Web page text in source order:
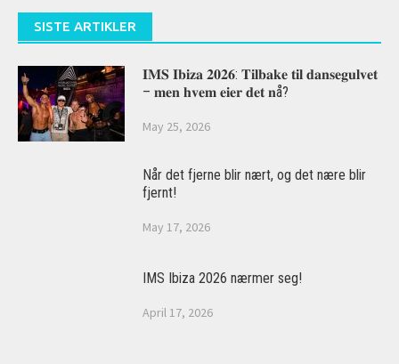
SISTE ARTIKLER
𝐈𝐌𝐒 𝐈𝐛𝐢𝐳𝐚 𝟐𝟎𝟐𝟔: 𝐓𝐢𝐥𝐛𝐚𝐤𝐞 𝐭𝐢𝐥 𝐝𝐚𝐧𝐬𝐞𝐠𝐮𝐥𝐯𝐞𝐭
– 𝐦𝐞𝐧 𝐡𝐯𝐞𝐦 𝐞𝐢𝐞𝐫 𝐝𝐞𝐭 𝐧å?
May 25, 2026
Når det fjerne blir nært, og det nære blir
fjernt!
May 17, 2026
IMS Ibiza 2026 nærmer seg!
April 17, 2026